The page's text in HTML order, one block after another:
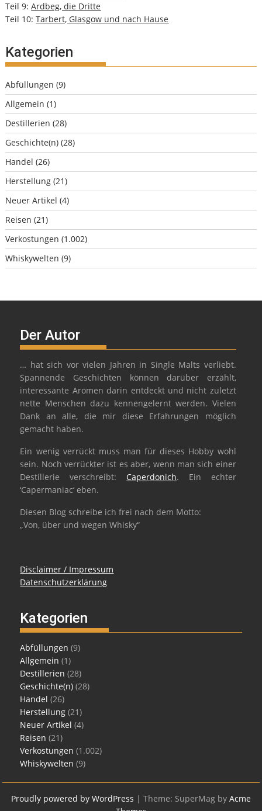
Teil 9:Ardbeg, die Dritte
Teil 10:Tarbert, Glasgow und nach Hause
Kategorien
Abfüllungen (9)
Allgemein (1)
Destillerien (28)
Geschichte(n) (28)
Handel (26)
Herstellung (21)
Neuer Artikel (4)
Reisen (21)
Verkostungen (1.002)
Whiskywelten (9)
Der Autor
… hat sich vor vielen Jahren in Single Malts verliebt.
Spannende Geschichten können darüber erzählt,
interessante Aromen darin entdeckt und nicht zuletzt
nette Menschen dazu kennengelernt werden. Vielen
Dank an alle, die mir diese Erfahrungen möglich
gemacht haben.
Ein wenig verrückt muss man für dieses Hobby wohl
sein. Noch verrückter ist es aber, wenn man sich einer
Destillerie verschreibt: Caperdonich. Ein echter
‘Capermaniac‘ eben.
Diesen Blog schreibe ich frei nach dem Motto:
„Von, über und wegen Whisky“
Disclaimer / Impressum
Datenschutzerklärung
Kategorien
Abfüllungen (9)
Allgemein (1)
Destillerien (28)
Geschichte(n) (28)
Handel (26)
Herstellung (21)
Neuer Artikel (4)
Reisen (21)
Verkostungen (1.002)
Whiskywelten (9)
Proudly powered by WordPress | Theme: SuperMag by Acme